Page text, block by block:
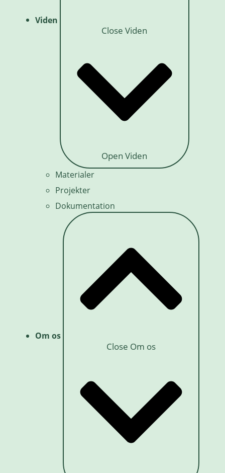
Viden
Close Viden
Open Viden
Materialer
Projekter
Dokumentation
Om os
Close Om os